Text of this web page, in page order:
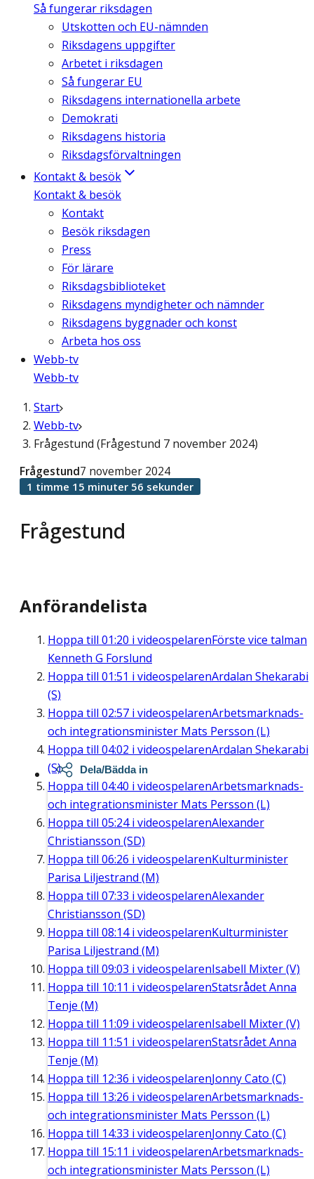
Så fungerar riksdagen
Utskotten och EU-nämnden
Riksdagens uppgifter
Arbetet i riksdagen
Så fungerar EU
Riksdagens internationella arbete
Demokrati
Riksdagens historia
Riksdagsförvaltningen
Kontakt & besök
Kontakt & besök
Kontakt
Besök riksdagen
Press
För lärare
Riksdagsbiblioteket
Riksdagens myndigheter och nämnder
Riksdagens byggnader och konst
Arbeta hos oss
Webb-tv
Webb-tv
Start
Webb-tv
Frågestund (Frågestund 7 november 2024)
Frågestund
Frågestund7 november 2024
1 timme 15 minuter 56 sekunder
Anförandelista
Hoppa till 01:20 i videospelarenFörste vice talman
Kenneth G Forslund
Hoppa till 01:51 i videospelarenArdalan Shekarabi
(S)
Hoppa till 02:57 i videospelarenArbetsmarknads-
och integrationsminister Mats Persson (L)
Hoppa till 04:02 i videospelarenArdalan Shekarabi
(S)
Hoppa till 04:40 i videospelarenArbetsmarknads-
och integrationsminister Mats Persson (L)
Hoppa till 05:24i videospelarenAlexander
Christiansson (SD)
Hoppa till 06:26 i videospelarenKulturminister
Parisa Liljestrand (M)
Hoppa till 07:33 i videospelarenAlexander
Christiansson (SD)
Hoppa till 08:14i videospelarenKulturminister
Parisa Liljestrand (M)
Hoppa till 09:03 i videospelarenIsabell Mixter (V)
Hoppa till 10:11 i videospelarenStatsrådet Anna
Tenje (M)
Hoppa till 11:09 i videospelarenIsabell Mixter (V)
Hoppa till 11:51 i videospelarenStatsrådet Anna
Tenje (M)
Hoppa till 12:36 i videospelarenJonny Cato (C)
Hoppa till 13:26 i videospelarenArbetsmarknads-
och integrationsminister Mats Persson (L)
Hoppa till 14:33 i videospelarenJonny Cato (C)
Hoppa till 15:11 i videospelarenArbetsmarknads-
och integrationsminister Mats Persson (L)
Dela/Bädda in